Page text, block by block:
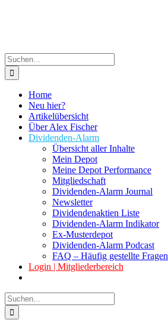
Suche
nach:
Home
Neu hier?
Artikelübersicht
Über Alex Fischer
Dividenden-Alarm
Übersicht aller Inhalte
Mein Depot
Meine Depot Performance
Mitgliedschaft
Dividenden-Alarm Journal
Newsletter
Dividendenaktien Liste
Dividenden-Alarm Indikator
Ex-Musterdepot
Dividenden-Alarm Podcast
FAQ – Häufig gestellte Fragen
Login | Mitgliederbereich
Suche
nach: